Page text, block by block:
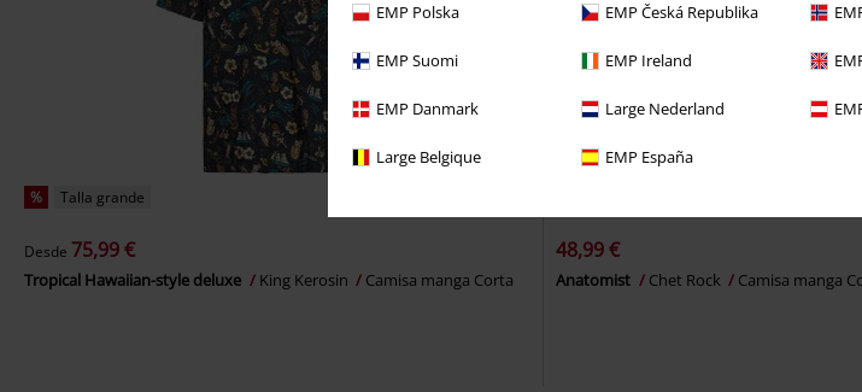
EMP Polska EMP Česká Republika
EMP Suomi EMP Ireland
EMP Danmark Large Nederland
Large Belgique EMP España
% Talla grande
Desde 75,99 €
Tropical Hawaiian-style deluxe King Kerosin Camisa manga Corta
48,99 €
Anatomist Chet Rock Camisa manga